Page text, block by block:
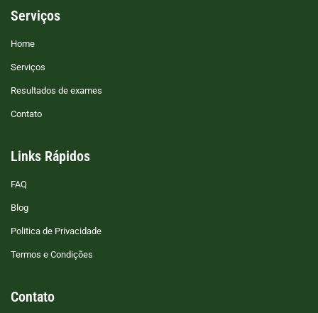
Serviços
Home
Serviços
Resultados de exames
Contato
Links Rápidos
FAQ
Blog
Politica de Privacidade
Termos e Condições
Contato